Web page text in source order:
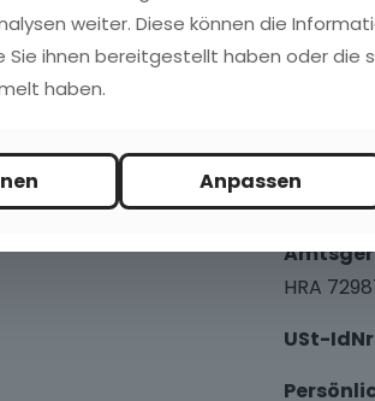
Passwort vergessen?
HRA
USt-
weiter. Diese können die
Sie ihnen bereitgestellt haben oder die
haben.
Anpassen